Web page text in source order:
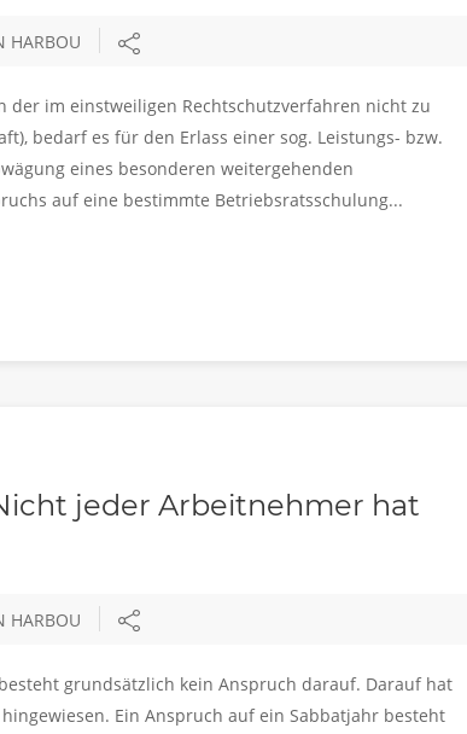
HARBOU
im einstweiligen Rechtschutzverfahren nicht zu
bedarf es für den Erlass einer sog. Leistungs- bzw.
eines besonderen weitergehenden
auf eine bestimmte Betriebsratsschulung...
jeder Arbeitnehmer hat
HARBOU
grundsätzlich kein Anspruch darauf. Darauf hat
Ein Anspruch auf ein Sabbatjahr besteht